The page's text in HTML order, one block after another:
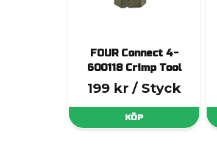
FOUR Connect 4-
600118 Crimp Tool
199 kr / Styck
KÖP